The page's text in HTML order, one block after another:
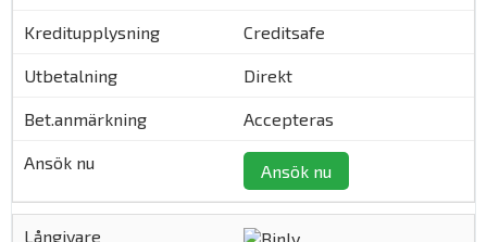
Creditsafe
Direkt
Accepteras
Ansök nu